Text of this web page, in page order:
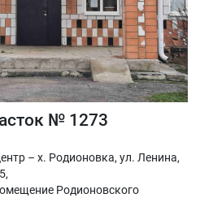
№ 1273
– х. Родионовка, ул. Ленина,
Родионовского